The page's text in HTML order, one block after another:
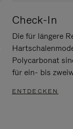
Check-In
Die für längere
Polycarbonat
für ein- bis
ENTDECKEN